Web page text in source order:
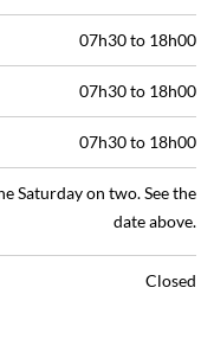
07h30 to 18h00
07h30 to 18h00
07h30 to 18h00
Saturday on two. See the
date above.
Closed